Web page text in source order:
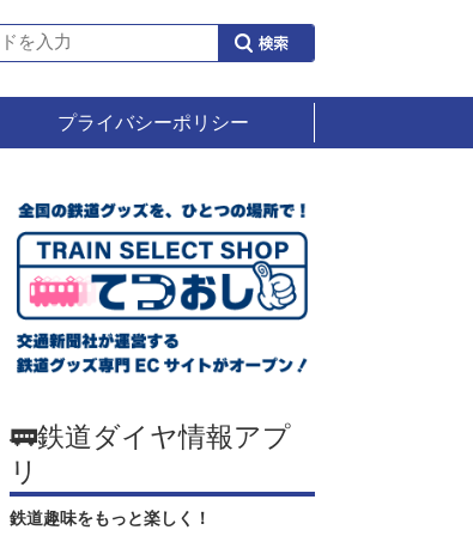
プライバシーポリシー
🚃鉄道ダイヤ情報アプ
リ
鉄道趣味をもっと楽しく！